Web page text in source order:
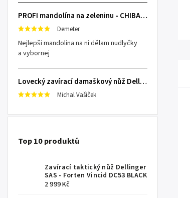
PROFI mandolína na zeleninu - CHIBA Japan, sengiri slicekun
Demeter
Nejlepši mandolina na ni dělam nudlyčky
a vybornej
Lovecký zavírací damaškový nůž Dellinger Damask Star
Michal Vašiček
Top 10 produktů
Zavírací taktický nůž Dellinger
SAS - Forten Vincid DC53 BLACK
2 999 Kč